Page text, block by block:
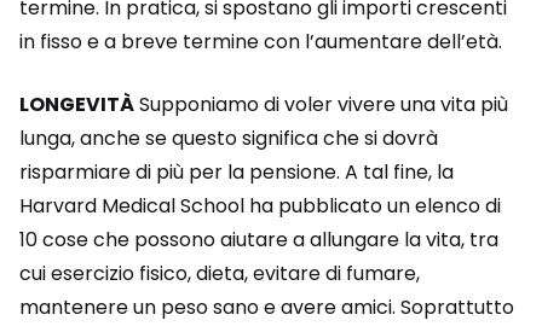
termine. In pratica, si spostano gli importi crescenti
in fisso e a breve termine con l’aumentare dell’età.
LONGEVITÀSupponiamo di voler vivere una vita più
lunga, anche se questo significa che si dovrà
risparmiare di più per la pensione. A tal fine, la
Harvard Medical School ha pubblicato un elenco di
10 cose che possono aiutare a allungare la vita, tra
cui esercizio fisico, dieta, evitare di fumare,
mantenere un peso sano e avere amici. Soprattutto